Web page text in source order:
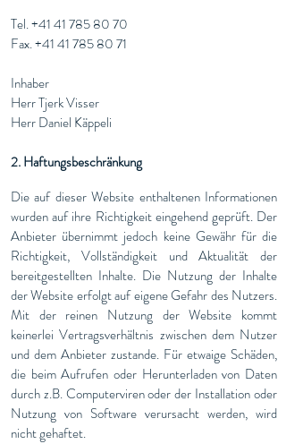
Tel.+41 41 785 80 70
Fax.+41 41 785 80 71
Inhaber
Herr Tjerk Visser
Herr Daniel Käppeli
2. Haftungsbeschränkung
Die auf dieser Website enthaltenen Informationen
wurden auf ihre Richtigkeit eingehend geprüft. Der
Anbieter übernimmt jedoch keine Gewähr für die
Richtigkeit, Vollständigkeit und Aktualität der
bereitgestellten Inhalte. Die Nutzung der Inhalte
der Website erfolgt auf eigene Gefahr des Nutzers.
Mit der reinen Nutzung der Website kommt
keinerlei Vertragsverhältnis zwischen dem Nutzer
und dem Anbieter zustande. Für etwaige Schäden,
die beim Aufrufen oder Herunterladen von Daten
durch z.B. Computerviren oder der Installation oder
Nutzung von Software verursacht werden, wird
nicht gehaftet.